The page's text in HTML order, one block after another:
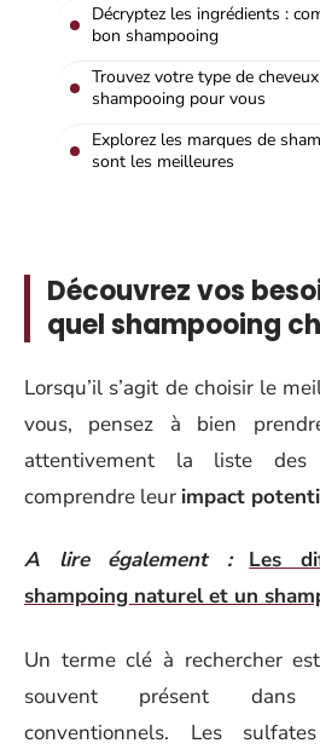
Décryptez les ingrédients :
bon shampooing
Trouvez votre type de
shampooing pour vous
Explorez les marques de
sont les meilleures
Découvrez vos
quel shampooing
Lorsqu’il s’agit de choisir le
vous, pensez à bien
attentivement la liste des
comprendre leur impact
A lire également :
Les
shampoing naturel et un
Un terme clé à rechercher
souvent présent dans
conventionnels. Les